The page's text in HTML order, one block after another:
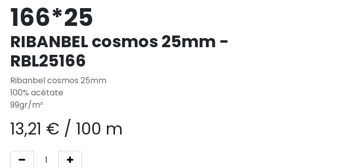
166*25
RIBANBEL cosmos 25mm -
RBL25166
Ribanbel cosmos 25mm
100% acétate
99gr/m²
13,21 € / 100 m